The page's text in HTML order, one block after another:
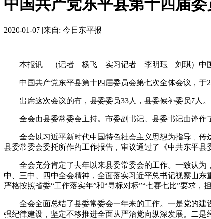
中国共产党东平县第十四届
2020-01-07 |来自: 今日东平报
本报讯 （记者 杨飞 实习记者 李明珏 刘琪）中国共产
中国共产党东平县第十四届委员会第七次全体会议，于
出席这次会议的有，县委委员33人，县委候补委员7人。
全会由县委常委会主持。市委副书记、县委书记曲锋作
全会以习近平新时代中国特色社会主义思想为指导，传
县委常委会委托所作的工作报告，审议通过了《中共东平县
全会充分肯定了去年以来县委常委会的工作。一致认为
中、三中、四中全会精神，全面落实习近平总书记视察山东
严格按照省委“工作落实年”和“寻标对标”“七赛七比”要求
全会全面总结了县委常委会一年来的工作。一是党的建
强纪律建设，坚定不移推进全面从严治党向纵深发展。二